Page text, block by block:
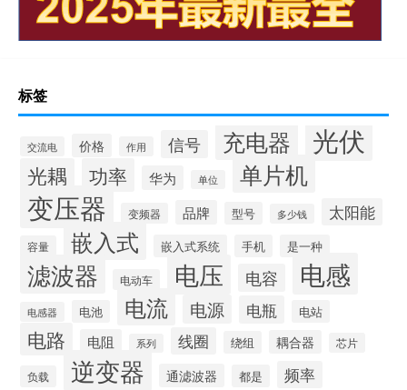
标签
交流电 价格 作用 信号 充电器 光伏
光耦 功率 华为 单位 单片机
变压器 变频器 品牌 型号 多少钱 太阳能
容量 嵌入式 嵌入式系统 手机 是一种
滤波器 电动车 电压 电容 电感
电感器 电池 电流 电源 电瓶 电站
电路 电阻 系列 线圈 绕组 耦合器 芯片
负载 逆变器 通滤波器 都是 频率